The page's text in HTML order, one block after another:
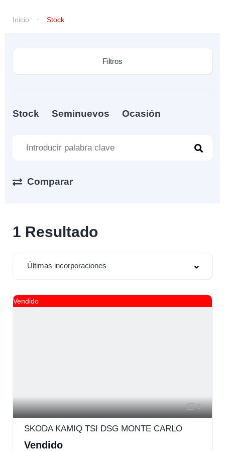
Inicio Stock
Filtros
Stock Seminuevos Ocasión
Comparar
1 Resultado
Últimas incorporaciones
Vendido
3
SKODA KAMIQ TSI DSG MONTE CARLO
Vendido